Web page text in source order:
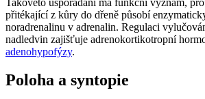
přitékající z kůry do dřeně působí
noradrenalinu v adrenalin. Regulaci
nadledvin zajišťuje adrenokortikotropní
adenohypofýzy.
Poloha a syntopie